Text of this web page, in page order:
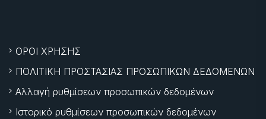
ΟΡΟΙ ΧΡΗΣΗΣ
ΠΟΛΙΤΙΚΗ ΠΡΟΣΤΑΣΙΑΣ ΠΡΟΣΩΠΙΚΩΝ ΔΕΔΟΜΕΝΩΝ
Αλλαγή ρυθμίσεων προσωπικών δεδομένων
Ιστορικό ρυθμίσεων προσωπικών δεδομένων